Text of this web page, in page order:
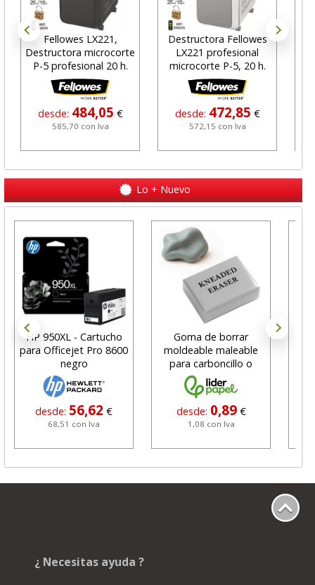
Fellowes LX221,
Destructora microcorte
P-5 profesional 20 h.
desde:484,05 €
585,70 con Iva
Destructora Fellowes
LX221 profesional
microcorte P-5, 20 h.
desde:472,85 €
572,15 con Iva
Lo + Nuevo
HP 950XL - Cartucho
para Officejet Pro 8600
negro
desde: 56,62 €
68,51 con Iva
Goma de borrar
moldeable maleable
para carboncillo o
grafito
desde: 0,89 €
1,08 con Iva
¿ Necesitas ayuda ?